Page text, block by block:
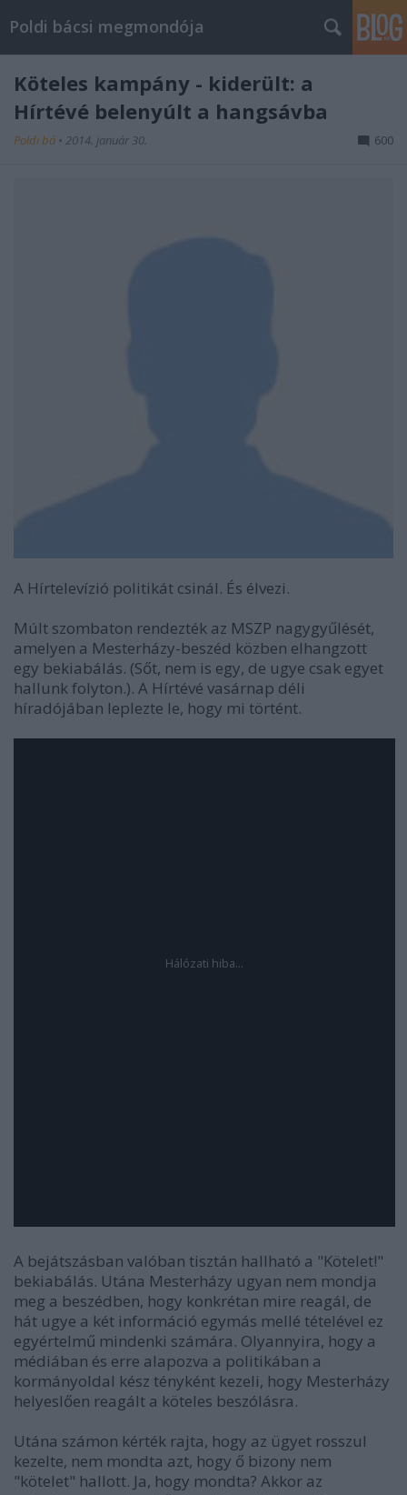
Poldi bácsi megmondója
Köteles kampány - kiderült: a
Hírtévé belenyúlt a hangsávba
Poldi bá • 2014. január 30. 600
A Hírtelevízió politikát csinál. És élvezi.
Múlt szombaton rendezték az MSZP nagygyűlését,
amelyen a Mesterházy-beszéd közben elhangzott
egy bekiabálás. (Sőt, nem is egy, de ugye csak egyet
hallunk folyton.). A Hírtévé vasárnap déli
híradójában leplezte le, hogy mi történt.
A bejátszásban valóban tisztán hallható a "Kötelet!"
bekiabálás. Utána Mesterházy ugyan nem mondja
meg a beszédben, hogy konkrétan mire reagál, de
hát ugye a két információ egymás mellé tételével ez
egyértelmű mindenki számára. Olyannyira, hogy a
médiában és erre alapozva a politikában a
kormányoldal kész tényként kezeli, hogy Mesterházy
helyeslően reagált a köteles beszólásra.
Utána számon kérték rajta, hogy az ügyet rosszul
kezelte, nem mondta azt, hogy ő bizony nem
"kötelet" hallott. Ja, hogy mondta? Akkor az